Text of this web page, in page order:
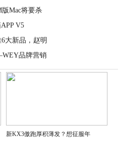
Mac将要杀
V5
大新品，赵明
品牌营销
2020-11-29
新KX3傲跑厚积薄发？想征服年